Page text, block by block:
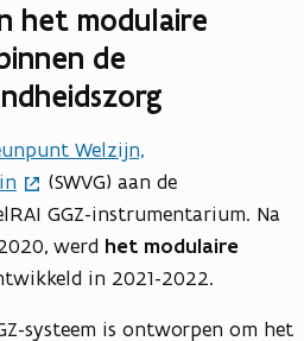
het modulaire
de
Welzijn,
(SWVG) aan de
GGZ-instrumentarium. Na
werd het modulaire
in 2021-2022.
systeem is ontworpen om het